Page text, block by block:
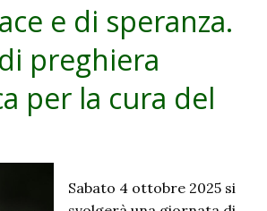
lavoro
2026
e di speranza.
preghiera
per la cura del
Sabato 4 ottobre 2025 si